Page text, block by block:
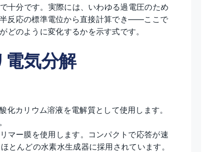
で十分です。実際には、いわゆる過電圧のため
反応の標準電位から直接計算でき——ここで
どのように変化するかを示す式です。
電気分解
化カリウム溶液を電解質として使用します。
マー膜を使用します。コンパクトで応答が速
とんどの水素水生成器に採用されています。